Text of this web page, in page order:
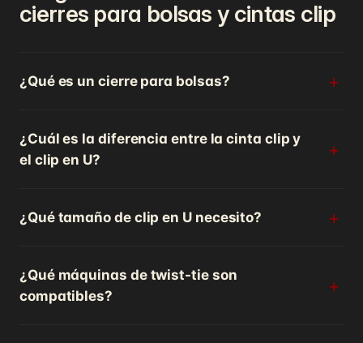
cierres para bolsas y cintas clip
¿Qué es un cierre para bolsas?
¿Cuál es la diferencia entre la cinta clip y
el clip en U?
¿Qué tamaño de clip en U necesito?
¿Qué máquinas de twist-tie son
compatibles?